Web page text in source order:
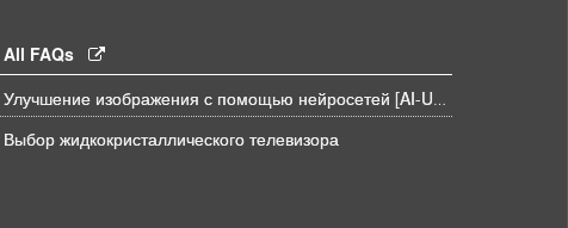
All FAQs
Выбор жидкокристаллического телевизора